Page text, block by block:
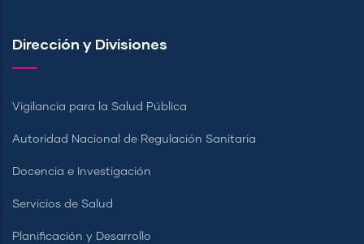
Dirección y Divisiones
Vigilancia para la Salud Pública
Autoridad Nacional de Regulación Sanitaria
Docencia e Investigación
Servicios de Salud
Planificación y Desarrollo